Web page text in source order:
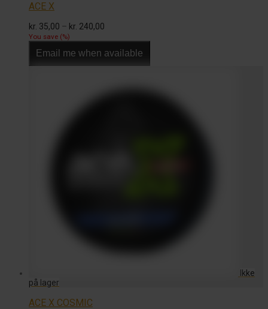
ACE X
kr. 35,00 – kr. 240,00
kr. 240,00
You save (%)
Email me when available
ACE X COSMIC